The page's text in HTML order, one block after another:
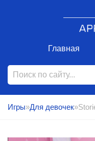
Главная
Игры»Для девочек